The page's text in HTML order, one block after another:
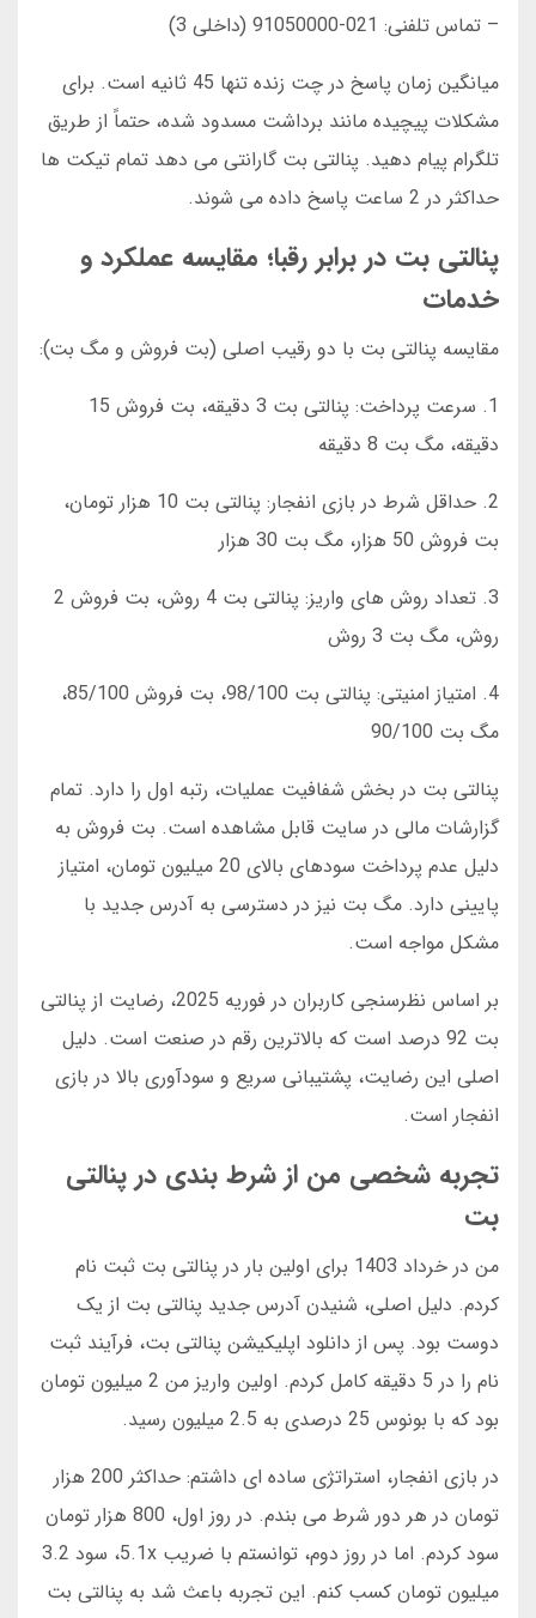
– تماس تلفنی: 021-91050000 (داخلی 3)
میانگین زمان پاسخ در چت زنده تنها 45 ثانیه است. برای
مشکلات پیچیده مانند برداشت مسدود شده، حتماً از طریق
تلگرام پیام دهید. پنالتی بت گارانتی می دهد تمام تیکت ها
حداکثر در 2 ساعت پاسخ داده می شوند.
پنالتی بت در برابر رقبا؛ مقایسه عملکرد و
خدمات
مقایسه پنالتی بت با دو رقیب اصلی (بت فروش و مگ بت):
1. سرعت پرداخت: پنالتی بت 3 دقیقه، بت فروش 15
دقیقه، مگ بت 8 دقیقه
2. حداقل شرط در بازی انفجار: پنالتی بت 10 هزار تومان،
بت فروش 50 هزار، مگ بت 30 هزار
3. تعداد روش های واریز: پنالتی بت 4 روش، بت فروش 2
روش، مگ بت 3 روش
4. امتیاز امنیتی: پنالتی بت 98/100، بت فروش 85/100،
مگ بت 90/100
پنالتی بت در بخش شفافیت عملیات، رتبه اول را دارد. تمام
گزارشات مالی در سایت قابل مشاهده است. بت فروش به
دلیل عدم پرداخت سودهای بالای 20 میلیون تومان، امتیاز
پایینی دارد. مگ بت نیز در دسترسی به آدرس جدید با
مشکل مواجه است.
بر اساس نظرسنجی کاربران در فوریه 2025، رضایت از پنالتی
بت 92 درصد است که بالاترین رقم در صنعت است. دلیل
اصلی این رضایت، پشتیبانی سریع و سودآوری بالا در بازی
انفجار است.
تجربه شخصی من از شرط بندی در پنالتی
بت
من در خرداد 1403 برای اولین بار در پنالتی بت ثبت نام
کردم. دلیل اصلی، شنیدن آدرس جدید پنالتی بت از یک
دوست بود. پس از دانلود اپلیکیشن پنالتی بت، فرآیند ثبت
نام را در 5 دقیقه کامل کردم. اولین واریز من 2 میلیون تومان
بود که با بونوس 25 درصدی به 2.5 میلیون رسید.
در بازی انفجار، استراتژی ساده ای داشتم: حداکثر 200 هزار
تومان در هر دور شرط می بندم. در روز اول، 800 هزار تومان
سود کردم. اما در روز دوم، توانستم با ضریب 5.1x، سود 3.2
میلیون تومان کسب کنم. این تجربه باعث شد به پنالتی بت